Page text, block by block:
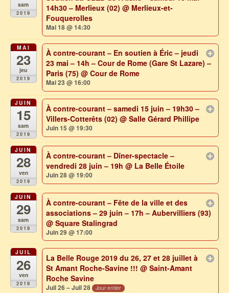
sam
2019
14h30 – Merlieux (02)@ Merlieux-et-
Fouquerolles
Mai 18 @ 14:30
MAI
23
jeu
2019
À contre-courant – En soutien à Éric – jeudi
23 mai – 14h – Cour de Rome (Gare St Lazare) –
Paris (75)@ Cour de Rome
Mai 23 @ 16:00
JUIN
15
sam
2019
À contre-courant – samedi 15 juin – 19h30 –
Villers-Cotterêts (02)@ Salle Gérard Phillipe
Juin 15 @ 19:30
JUIN
28
ven
2019
À contre-courant – Dîner-spectacle –
vendredi 28 juin – 19h@ La Belle Étoile
Juin 28 @ 19:00
JUIN
29
sam
2019
À contre-courant – Fête de la ville et des
associations – 29 juin – 17h – Aubervilliers (93)
@ Square Stalingrad
Juin 29 @ 17:00
JUIL
26
ven
2019
La Belle Rouge 2019 du 26, 27 et 28 juillet à
St Amant Roche-Savine !!!@ Saint-Amant
Roche Savine
Juil 26 – Juil 28 Jour entier